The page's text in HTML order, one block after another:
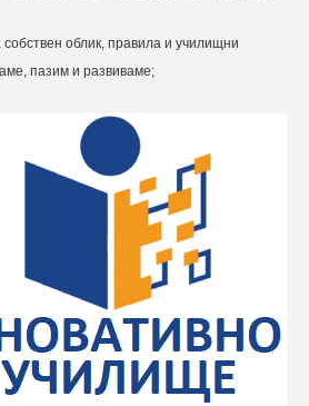
облик, правила и училищни
пазим и развиваме;